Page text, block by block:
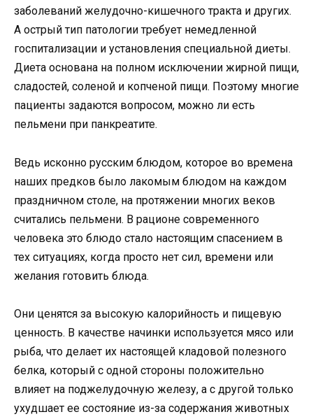
заболеваний желудочно-кишечного тракта и других.
А острый тип патологии требует немедленной
госпитализации и установления специальной диеты.
Диета основана на полном исключении жирной пищи,
сладостей, соленой и копченой пищи. Поэтому многие
пациенты задаются вопросом, можно ли есть
пельмени при панкреатите.
Ведь исконно русским блюдом, которое во времена
наших предков было лакомым блюдом на каждом
праздничном столе, на протяжении многих веков
считались пельмени. В рационе современного
человека это блюдо стало настоящим спасением в
тех ситуациях, когда просто нет сил, времени или
желания готовить блюда.
Они ценятся за высокую калорийность и пищевую
ценность. В качестве начинки используется мясо или
рыба, что делает их настоящей кладовой полезного
белка, который с одной стороны положительно
влияет на поджелудочную железу, а с другой только
ухудшает ее состояние из-за содержания животных